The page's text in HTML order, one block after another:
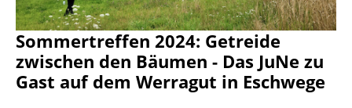
Sommertreffen 2024: Getreide
zwischen den Bäumen - Das JuNe zu
Gast auf dem Werragut in Eschwege